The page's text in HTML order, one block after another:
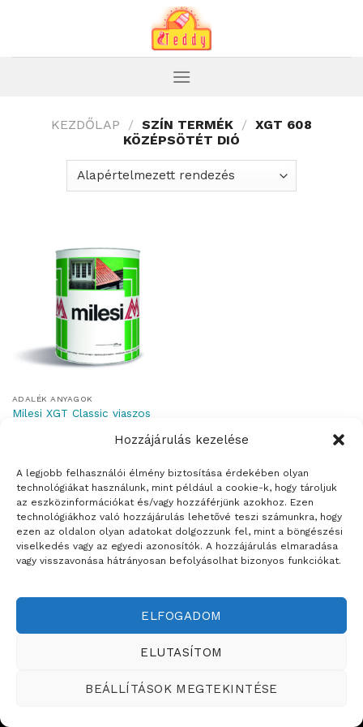
Hozzájárulás kezelése
A legjobb felhasználói élmény biztosítása érdekében olyan
technológiákat használunk, mint például a cookie-k, hogy tároljuk
az eszközinformációkat és/vagy hozzáférjünk azokhoz. Ezen
technológiákhoz való hozzájárulás lehetővé teszi számunkra, hogy
ezen az oldalon olyan adatokat dolgozzunk fel, mint a böngészési
viselkedés vagy az egyedi azonosítók. A hozzájárulás elmaradása
vagy visszavonása hátrányosan befolyásolhat bizonyos funkciókat.
ELFOGADOM
ELUTASÍTOM
BEÁLLÍTÁSOK MEGTEKINTÉSE
KEZDŐLAP / SZÍN TERMÉK / XGT 608
KÖZÉPSÖTÉT DIÓ
ADALÉK ANYAGOK
Milesi XGT Classic viaszos
Weboldalt készítette: